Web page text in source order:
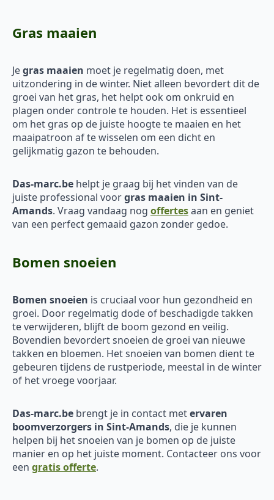
Gras maaien
Jegras maaien moet je regelmatig doen, met
uitzondering in de winter. Niet alleen bevordert dit de
groei van het gras, het helpt ook om onkruid en
plagen onder controle te houden. Het is essentieel
om het gras op de juiste hoogte te maaien en het
maaipatroon af te wisselen om een dicht en
gelijkmatig gazon te behouden.
Das-marc.be helpt je graag bij het vinden van de
juiste professional voorgras maaien in Sint-
Amands. Vraag vandaag nog offertesaan en geniet
van een perfect gemaaid gazon zonder gedoe.
Bomen snoeien
Bomen snoeien is cruciaal voor hun gezondheid en
groei. Door regelmatig dode of beschadigde takken
te verwijderen, blijft de boom gezond en veilig.
Bovendien bevordert snoeien de groei van nieuwe
takken en bloemen. Het snoeien van bomen dient te
gebeuren tijdens de rustperiode, meestal in de winter
of het vroege voorjaar.
Das-marc.be brengt je in contact metervaren
boomverzorgers in Sint-Amands, die je kunnen
helpen bij het snoeien van je bomen op de juiste
manier en op het juiste moment. Contacteer ons voor
een gratis offerte.